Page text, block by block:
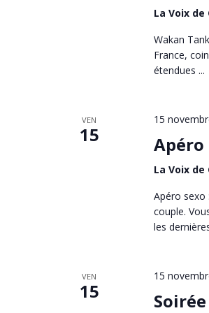
La Voix de
Wakan
France,
étendues ...
VEN
15
15
Apéro
La Voix de
Apéro sexo
couple.
les
VEN
15
15